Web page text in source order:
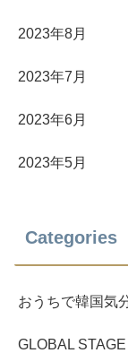
2023年8月
2023年7月
2023年6月
2023年5月
Categories
おうちで韓国気
GLOBAL STAGE